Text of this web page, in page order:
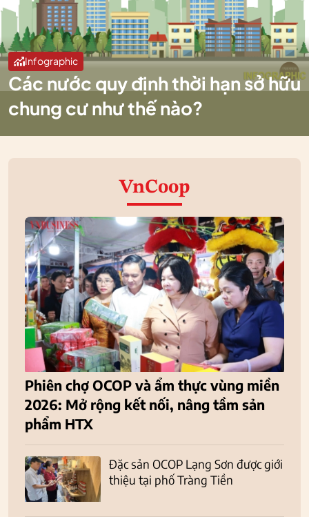
Infographic
Các nước quy định thời hạn sở hữu
chung cư như thế nào?
VnCoop
Phiên chợ OCOP và ẩm thực vùng miền
2026: Mở rộng kết nối, nâng tầm sản
phẩm HTX
Đặc sản OCOP Lạng Sơn được giới
thiệu tại phố Tràng Tiền